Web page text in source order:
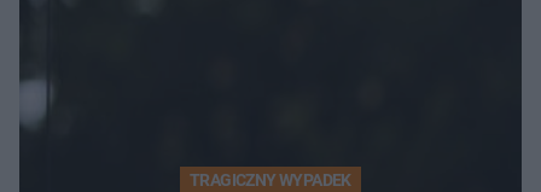
TRAGICZNY WYPADEK